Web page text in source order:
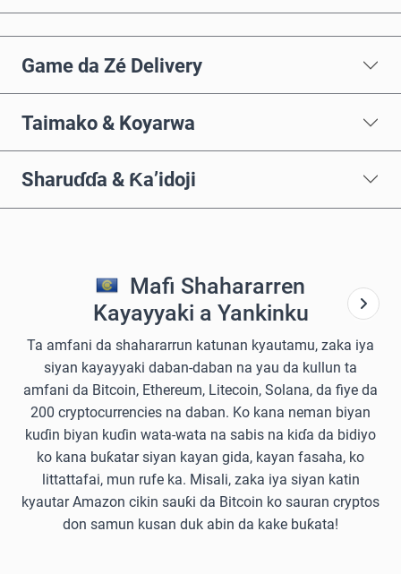
Game da Zé Delivery
Taimako & Koyarwa
Sharuɗɗa & Ƙa’idoji
Mafi Shahararren
Kayayyaki a Yankinku
Ta amfani da shahararrun katunan kyautamu, zaka iya
siyan kayayyaki daban-daban na yau da kullun ta
amfani da Bitcoin, Ethereum, Litecoin, Solana, da fiye da
200 cryptocurrencies na daban. Ko kana neman biyan
kuɗin biyan kuɗin wata-wata na sabis na kiɗa da bidiyo
ko kana buƙatar siyan kayan gida, kayan fasaha, ko
littattafai, mun rufe ka. Misali, zaka iya siyan katin
kyautar Amazon cikin sauƙi da Bitcoin ko sauran cryptos
don samun kusan duk abin da kake buƙata!